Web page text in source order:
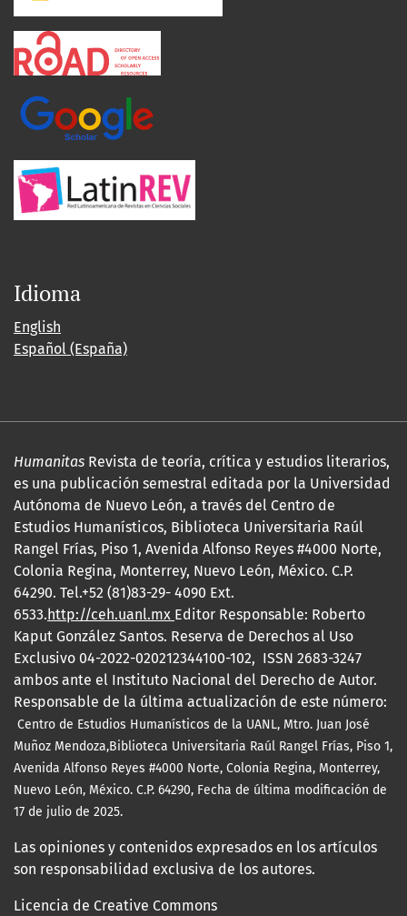
Idioma
English
Español (España)
Humanitas Revista de teoría, crítica y estudios literarios,
es una publicación semestral editada por la Universidad
Autónoma de Nuevo León, a través del Centro de
Estudios Humanísticos, Biblioteca Universitaria Raúl
Rangel Frías, Piso 1, Avenida Alfonso Reyes #4000 Norte,
Colonia Regina, Monterrey, Nuevo León, México. C.P.
64290. Tel.+52 (81)83-29- 4090 Ext.
6533. http://ceh.uanl.mx Editor Responsable: Roberto
Kaput González Santos. Reserva de Derechos al Uso
Exclusivo 04-2022-020212344100-102, ISSN 2683-3247
ambos ante el Instituto Nacional del Derecho de Autor.
Responsable de la última actualización de este número:
Centro de Estudios Humanísticos de la UANL, Mtro. Juan José
Muñoz Mendoza,Biblioteca Universitaria Raúl Rangel Frías, Piso 1,
Avenida Alfonso Reyes #4000 Norte, Colonia Regina, Monterrey,
Nuevo León, México. C.P. 64290, Fecha de última modificación de
17 de julio de 2025.
Las opiniones y contenidos expresados en los artículos
son responsabilidad exclusiva de los autores.
Licencia de Creative Commons